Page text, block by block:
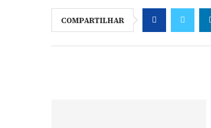
COMPARTILHAR